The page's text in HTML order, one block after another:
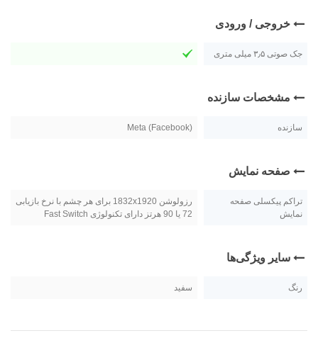
خروجی / ورودی
جک صوتی ۳٫۵ میلی متری
مشخصات سازنده
سازنده Meta (Facebook)
صفحه نمایش
تراکم پیکسلی صفحه
نمایش
رزولوشن 1832x1920 برای هر چشم با نرخ بازیابی
72 یا 90 هرتز دارای تکنولوژی Fast Switch
سایر ویژگی‌ها
رنگ سفید